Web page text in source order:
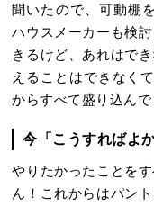
聞いたので、可動棚
ハウスメーカーも検
きるけど、あれはで
えることはできなく
からすべて盛り込んで
今「こうすればよ
やりたかったことを
ん！これからはパン